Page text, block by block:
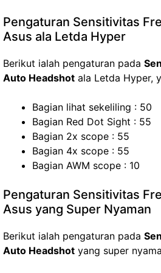
Pengaturan Sensitivitas
Asus ala Letda Hyper
Berikut ialah pengaturan pada
Auto Headshot ala Letda Hyper,
Bagian lihat sekeliling : 50
Bagian Red Dot Sight : 55
Bagian 2x scope : 55
Bagian 4x scope : 55
Bagian AWM scope : 10
Pengaturan Sensitivitas
Asus yang Super Nyaman
Berikut ialah pengaturan pada
Auto Headshot yang super